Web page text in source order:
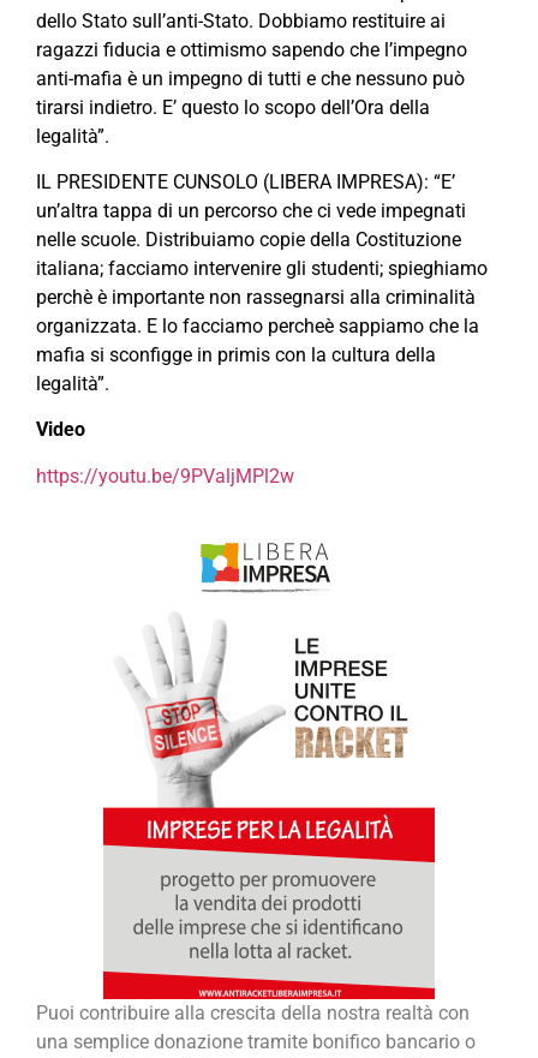
dello Stato sull’anti-Stato. Dobbiamo restituire ai
ragazzi fiducia e ottimismo sapendo che l’impegno
anti-mafia è un impegno di tutti e che nessuno può
tirarsi indietro. E’ questo lo scopo dell’Ora della
legalità”.
IL PRESIDENTE CUNSOLO (LIBERA IMPRESA): “E’
un’altra tappa di un percorso che ci vede impegnati
nelle scuole. Distribuiamo copie della Costituzione
italiana; facciamo intervenire gli studenti; spieghiamo
perchè è importante non rassegnarsi alla criminalità
organizzata. E lo facciamo percheè sappiamo che la
mafia si sconfigge in primis con la cultura della
legalità”.
Video
https://youtu.be/9PValjMPl2w
Puoi contribuire alla crescita della nostra realtà con
una semplice donazione tramite bonifico bancario o